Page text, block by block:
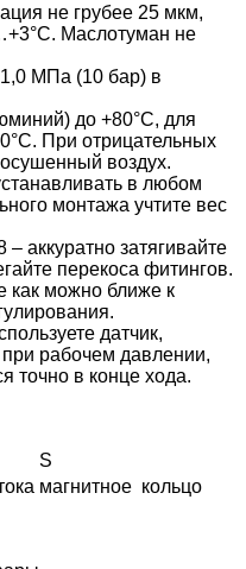
не грубее 25 мкм,
Маслотуман не
МПа (10 бар) в
до +80°C, для
При отрицательных
воздух.
в любом
монтажа учтите вес
аккуратно затягивайте
перекоса фитингов.
как можно ближе к
датчик,
рабочем давлении,
точно в конце хода.
S
магнитное кольцо